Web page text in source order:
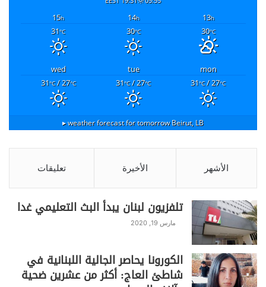
13h
14h
15h
30°C
30°C
31°C
mon
tue
wed
31°C/ 27°C
31°C/ 27°C
31°C/ 27°C
Beirut, LB
weather forecast for tomorrow ▸
الأشهر الأخيرة تعليقات
تلفزيون لبنان يبدأ البث التعليمي غدا
مارس 19, 2020
الكورونا يحاصر الجالية اللبنانية في
شاطئ العاج: أكثر من عشرين ضحية